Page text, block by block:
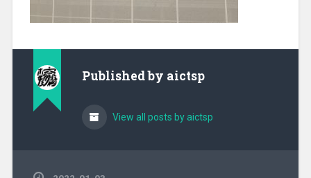
Published by aictsp
View all posts by aictsp